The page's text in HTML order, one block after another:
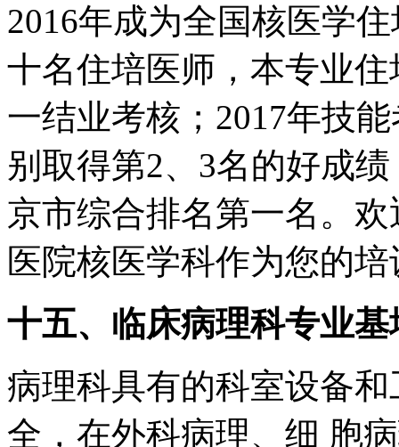
2016年成为全国核医学
十名住培医师，本专业
一结业考核；2017年技
别取得第2、3名的好成
京市综合排名第一名。
医院核医学科作为您的
十五、临床病理科专业基
病理科具有的科室设备
全，在外科病理、细 胞